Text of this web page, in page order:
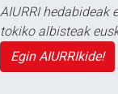
AIURRI
tokiko albisteak
Egin AIURRIkide!